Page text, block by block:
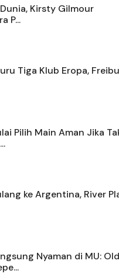
Kirsty Gilmour
P...
Tiga Klub Eropa,
Pilih Main Aman Jika
ke Argentina, River
Nyaman di MU: Old